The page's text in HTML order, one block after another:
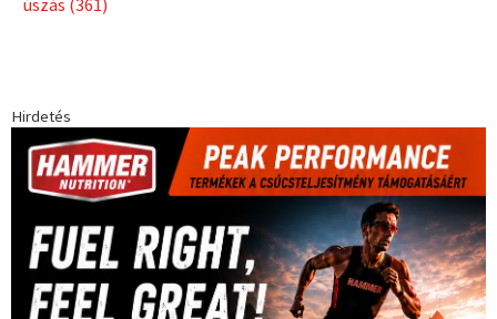
(181)Jégkorong(148)kajakkenu(138)karate(168)kickbox(204)
kosárlabda(166)kézilabda(448)Lewis Hamilton(168) magyar
labdarúgóválogatott
(148) Mercedes (244)motorsport(153)Opel
Dakar Team(132)Rali Világbajnokság(122)Rendezvény(142)rio
Sportime Magazin(128) szabadidősport
(316) Szalay Balázs (126)tenisz(416)táplálkozás(155)utazás
(126) Video(247)világbajnokság (162)Világkupa(129)vitorlázás
(222)vívás(174) vízilabda(197) Érdi Mária(130)életmód(416)
úszás(361)